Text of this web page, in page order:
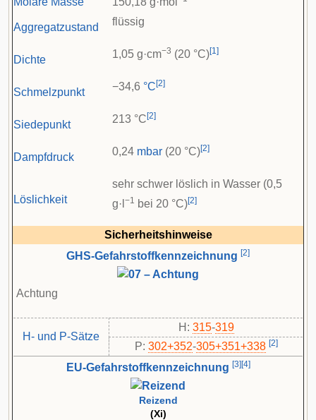
Aggregatzustand flüssig
Dichte 1,05 g·cm−3 (20 °C)[1]
Schmelzpunkt −34,6 °C [2]
Siedepunkt 213 °C [2]
Dampfdruck 0,24 mbar (20 °C)[2]
Löslichkeit
sehr schwer löslich in Wasser (0,5
g·l −1 bei 20 °C)[2]
Sicherheitshinweise
GHS-Gefahrstoffkennzeichnung [2]
Achtung
H- und P-Sätze
H: 315-319
P: 302+352-​305+351+338 [2]
EU-Gefahrstoffkennzeichnung [3] [4]
Reizend
(Xi)